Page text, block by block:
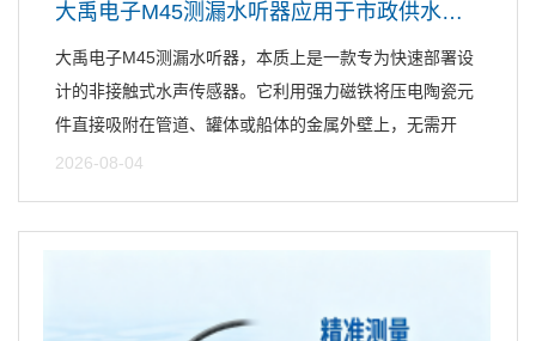
大禹电子M45测漏水听器应用于市政供水管道漏水监测
大禹电子M45测漏水听器，本质上是一款专为快速部署设
计的非接触式水声传感器。它利用强力磁铁将压电陶瓷元
件直接吸附在管道、罐体或船体的金属外壁上，无需开
孔、无需停...
2026-08-04